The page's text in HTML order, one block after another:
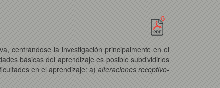
centrándose la investigación principalmente en el
básicas del aprendizaje es posible subdividirlos
en el aprendizaje: a) alteraciones receptivo-